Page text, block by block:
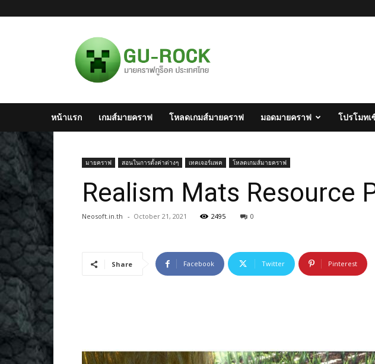
มาย
ครา
ฟไทย
สังคม
มาย
ประเทศไทย
หน้าแรก เกมส์มายคราฟ โหลดเกมส์มายคราฟ มอดมายคราฟ โปรโมท
มายคราฟ สอนในการตั้งค่าต่างๆ เทคเจอร์แพค โหลดเกมส์มายคราฟ
Realism Mats Resource
Neosoft.in.th - October 21, 2021 2495 0
Share Facebook Twitter Pinterest